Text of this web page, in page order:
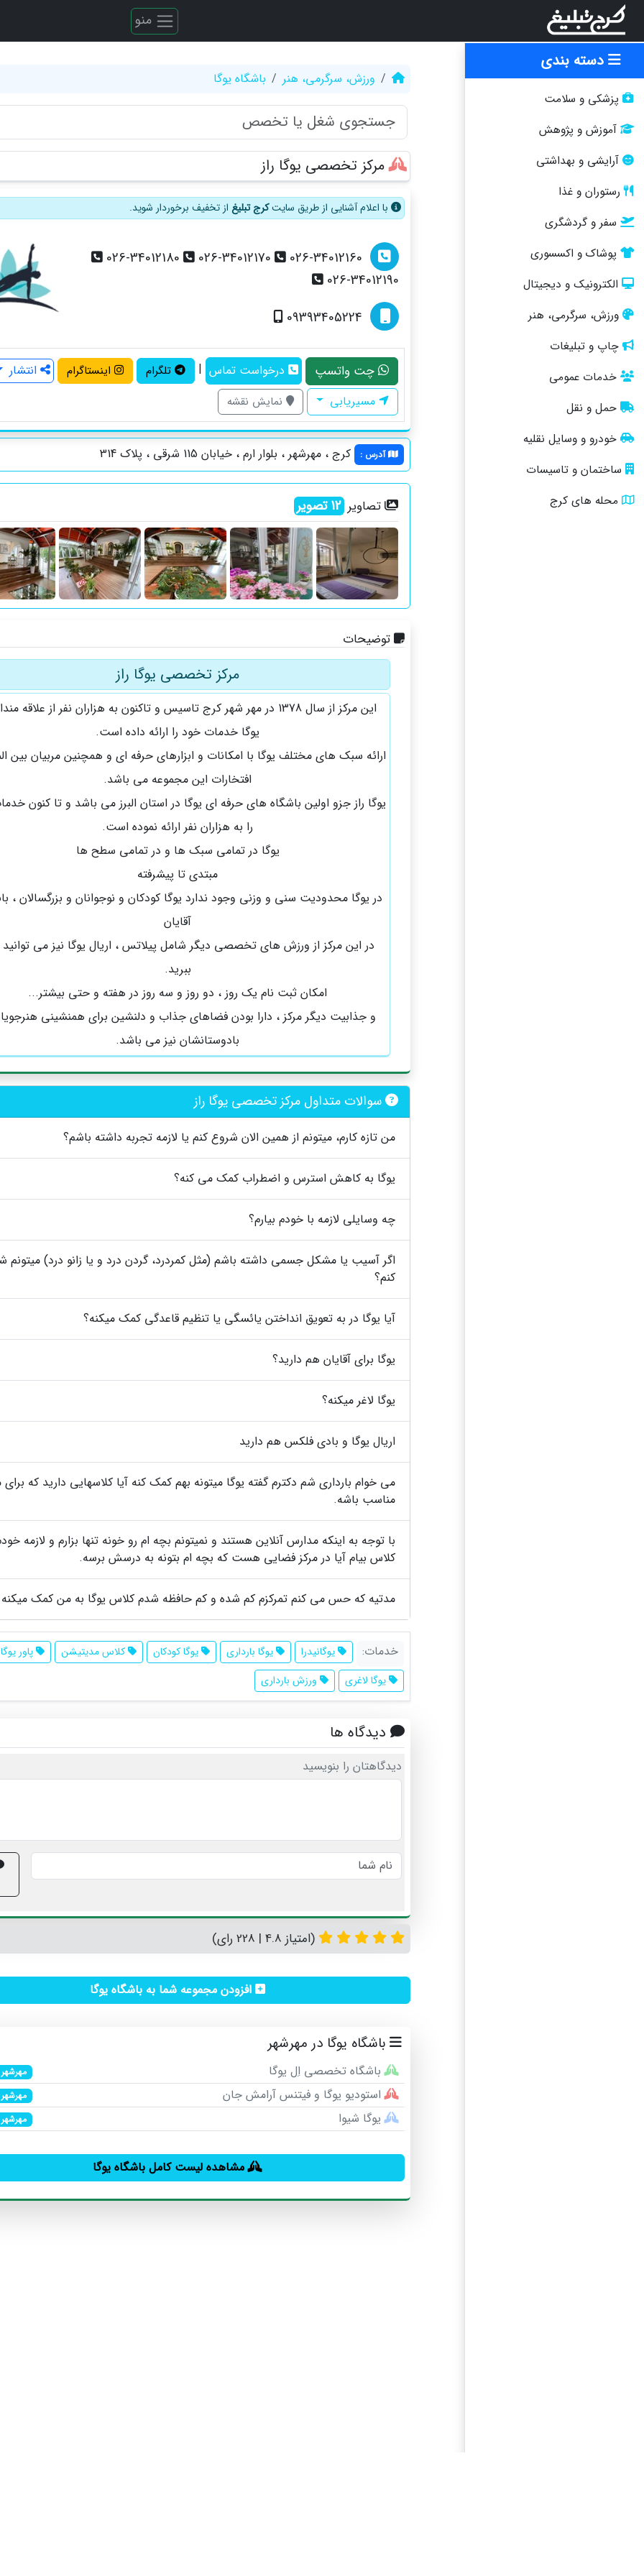
منو
دسته بندی
پزشکی و سلامت
آموزش و پژوهش
آرایشی و بهداشتی
رستوران و غذا
سفر و گردشگری
پوشاک و اکسسوری
الکترونیک و دیجیتال
ورزش، سرگرمی، هنر
چاپ و تبلیغات
خدمات عمومی
حمل و نقل
خودرو و وسایل نقلیه
ساختمان و تاسیسات
محله های کرج
ورزش، سرگرمی، هنر باشگاه یوگا
مرکز تخصصی یوگا راز
با اعلام آشنایی از طریق سایتکرج تبلیغ از تخفیف برخوردار شوید.
026-34012160
026-34012170
026-34012180
026-34012190
09393405224
چت واتسپ درخواست تماس | تلگرام اینستاگرام
انتشار
مسیریابی
نمایش نقشه
آدرس : کرج ، مهرشهر ، بلوار ارم ، خیابان 115 شرقی ، پلاک 314
تصاویر 12تصویر
توضیحات
مرکز تخصصی یوگا راز
این مرکز از سال 1378 در مهر شهر کرج تاسیس و تاکنون به هزاران نفر از علاقه
یوگا خدمات خود را ارائه داده است.
ارائه سبک های مختلف یوگا با امکانات و ابزارهای حرفه ای و همچنین مربیان بین
افتخارات این مجموعه می باشد.
یوگا راز جزو اولین باشگاه های حرفه ای یوگا در استان البرز می باشد و تا کنون
را به هزاران نفر ارائه نموده است.
یوگا در تمامی سبک ها و در تمامی سطح ها
مبتدی تا پیشرفته
در یوگا محدودیت سنی و وزنی وجود ندارد یوگا کودکان و نوجوانان و بزرگسالان ،
آقایان
در این مرکز از ورزش های تخصصی دیگر شامل پیلاتس ، اریال یوگا نیز می توانید
ببرید.
امکان ثبت نام یک روز ، دو روز و سه روز در هفته و حتی بیشتر...
و جذابیت دیگر مرکز ، دارا بودن فضاهای جذاب و دلنشین برای همنشینی
بادوستانشان نیز می باشد‌.
سوالات متداول مرکز تخصصی یوگا راز
من تازه کارم، میتونم از همین الان شروع کنم یا لازمه تجربه داشته باشم؟
یوگا به کاهش استرس و اضطراب کمک می کنه؟
چه وسایلی لازمه با خودم بیارم؟
اگر آسیب یا مشکل جسمی داشته باشم (مثل کمردرد، گردن درد و یا زانو درد) میتونم
کنم؟
آیا یوگا در به تعویق انداختن یائسگی یا تنظیم قاعدگی کمک میکنه؟
یوگا برای آقایان هم دارید؟
یوگا لاغر میکنه؟
اریال یوگا و بادی فلکس هم دارید
می خوام بارداری شم دکترم گفته یوگا میتونه بهم کمک کنه آیا کلاسهایی دارید که
مناسب باشه.
با توجه به اینکه مدارس آنلاین هستند و نمیتونم بچه ام رو خونه تنها بزارم و لازمه
کلاس بیام آیا در مرکز فضایی هست که بچه ام بتونه به درسش برسه.
مدتیه که حس می کنم تمرکزم کم شده و کم حافظه شدم کلاس یوگا به من کمک میکنه
خدمات: یوگانیدرا یوگا بارداری یوگا کودکان کلاس مدیتیشن
پاور یوگا
یوگا لاغری
ورزش بارداری
دیدگاه ها
دیدگاهتان را بنویسید
(امتیاز 4.8 | 228 رای)
افزودن مجموعه شما به باشگاه یوگا
باشگاه یوگا در مهرشهر
باشگاه تخصصی اِل یوگا مهرشهر
استودیو یوگا و فیتنس آرامش جان مهرشهر
یوگا شیوا مهرشهر
مشاهده لیست کامل باشگاه یوگا